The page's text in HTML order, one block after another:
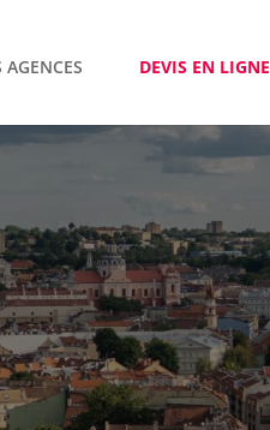
AGENCES DEVIS EN LIGNE